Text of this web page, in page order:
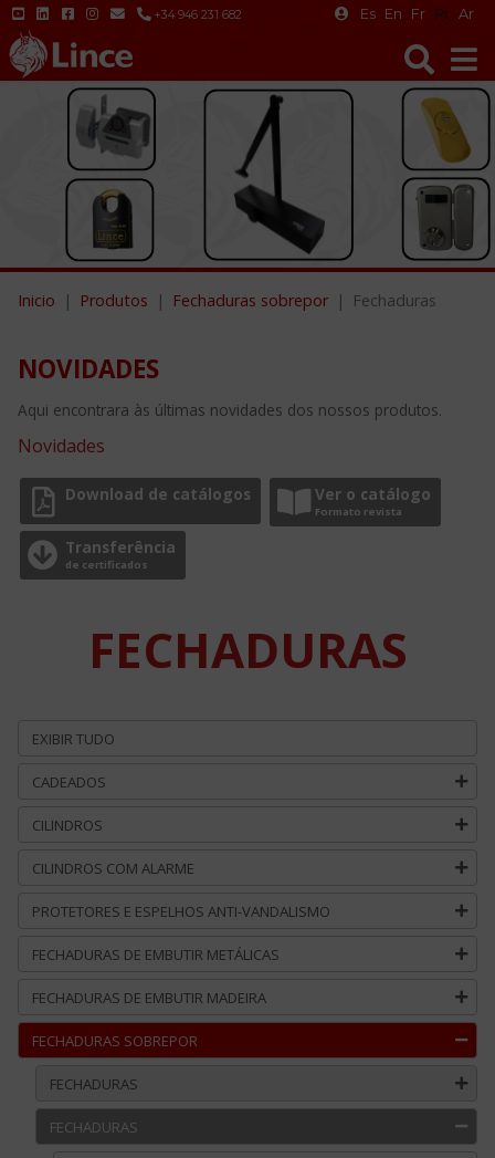
+34 946 231 682 Es En Fr Pt Ar
Inicio Produtos Fechaduras sobrepor Fechaduras
NOVIDADES
Aqui encontrara às últimas novidades dos nossos produtos.
Novidades
Download de catálogos Ver o catálogo
Formato revista
Transferência
de certificados
FECHADURAS
EXIBIR TUDO
CADEADOS
CILINDROS
CILINDROS COM ALARME
PROTETORES E ESPELHOS ANTI-VANDALISMO
FECHADURAS DE EMBUTIR METÁLICAS
FECHADURAS DE EMBUTIR MADEIRA
FECHADURAS SOBREPOR
FECHADURAS
FECHADURAS